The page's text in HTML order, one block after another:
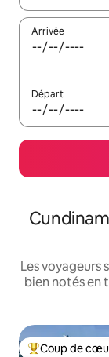
Arrivée
Départ
Les voyageurs
bien notés en
Coup de